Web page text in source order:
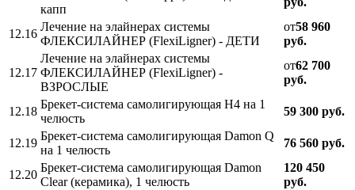
капп
12.16
Лечение на элайнерах системы
ФЛЕКСИЛАЙНЕР (FlexiLigner) - ДЕТИ
от58 960
руб.
12.17
Лечение на элайнерах системы
ФЛЕКСИЛАЙНЕР (FlexiLigner) -
ВЗРОСЛЫЕ
от62 700
руб.
12.18
Брекет-система самолигирующая Н4 на 1
челюсть
59 300 руб.
12.19
Брекет-система самолигирующая Damon Q
на 1 челюсть
76 560 руб.
12.20
Брекет-система самолигирующая Damon
Clear (керамика), 1 челюсть
120 450
руб.